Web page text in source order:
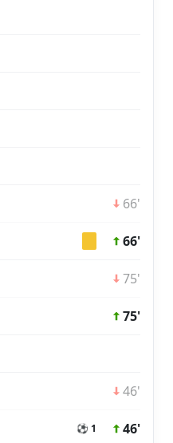
66'
66'
75'
75'
46'
⚽ 1 46'